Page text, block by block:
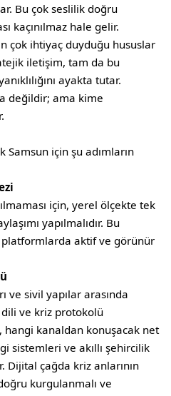
Bu çok seslilik doğru
kaçınılmaz hale gelir.
çok ihtiyaç duyduğu hususlar
iletişim, tam da bu
ayakta tutar.
değildir; ama kime
Samsun için şu adımların
için, yerel ölçekte tek
yapılmalıdır. Bu
aktif ve görünür
ve sivil yapılar arasında
ve kriz protokolü
hangi kanaldan konuşacak net
sistemleri ve akıllı şehircilik
çağda kriz anlarının
kurgulanmalı ve